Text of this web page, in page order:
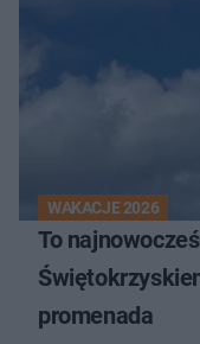
WAKACJE 2026
To
promenada